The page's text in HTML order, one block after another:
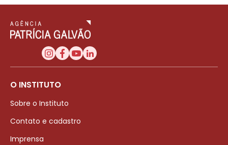
O INSTITUTO
Sobre o Instituto
Contato e cadastro
Imprensa